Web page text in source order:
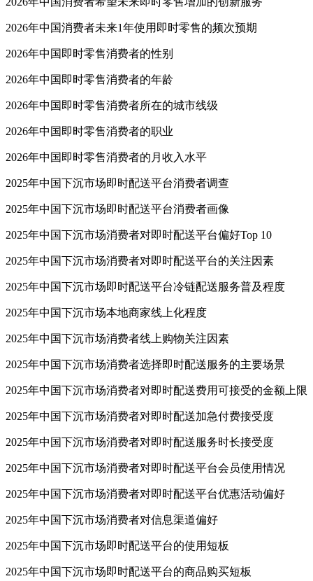
2026年中国消费者未来1年使用即时零售的频次预期
2026年中国即时零售消费者的性别
2026年中国即时零售消费者的年龄
2026年中国即时零售消费者所在的城市线级
2026年中国即时零售消费者的职业
2026年中国即时零售消费者的月收入水平
2025年中国下沉市场即时配送平台消费者调查
2025年中国下沉市场即时配送平台消费者画像
2025年中国下沉市场消费者对即时配送平台偏好Top 10
2025年中国下沉市场消费者对即时配送平台的关注因素
2025年中国下沉市场即时配送平台冷链配送服务普及程度
2025年中国下沉市场本地商家线上化程度
2025年中国下沉市场消费者线上购物关注因素
2025年中国下沉市场消费者选择即时配送服务的主要场景
2025年中国下沉市场消费者对即时配送费用可接受的金额上限
2025年中国下沉市场消费者对即时配送加急付费接受度
2025年中国下沉市场消费者对即时配送服务时长接受度
2025年中国下沉市场消费者对即时配送平台会员使用情况
2025年中国下沉市场消费者对即时配送平台优惠活动偏好
2025年中国下沉市场消费者对信息渠道偏好
2025年中国下沉市场即时配送平台的使用短板
2025年中国下沉市场即时配送平台的商品购买短板